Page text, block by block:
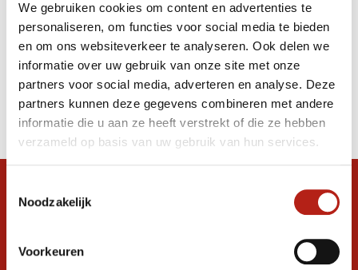
We gebruiken cookies om content en advertenties te
personaliseren, om functies voor social media te bieden
en om ons websiteverkeer te analyseren. Ook delen we
informatie over uw gebruik van onze site met onze
partners voor social media, adverteren en analyse. Deze
partners kunnen deze gegevens combineren met andere
informatie die u aan ze heeft verstrekt of die ze hebben
verzameld op basis van uw gebruik van hun services.
Noodzakelijk
Voorkeuren
Apply filters Collectie
Producten
Filter